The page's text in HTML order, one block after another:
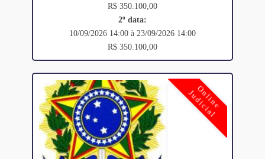
R$ 350.100,00
2º data:
10/09/2026 14:00 à 23/09/2026 14:00
R$ 350.100,00
Online
Judicial